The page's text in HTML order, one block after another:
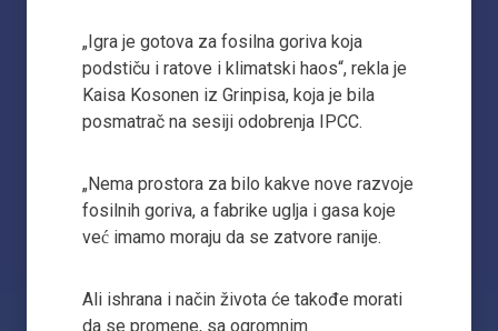
„Igra je gotova za fosilna goriva koja
podstiču i ratove i klimatski haos“, rekla je
Kaisa Kosonen iz Grinpisa, koja je bila
posmatrač na sesiji odobrenja IPCC.
„Nema prostora za bilo kakve nove razvoje
fosilnih goriva, a fabrike uglja i gasa koje
već imamo moraju da se zatvore ranije.
Ali ishrana i način života će takođe morati
da se promene, sa ogromnim